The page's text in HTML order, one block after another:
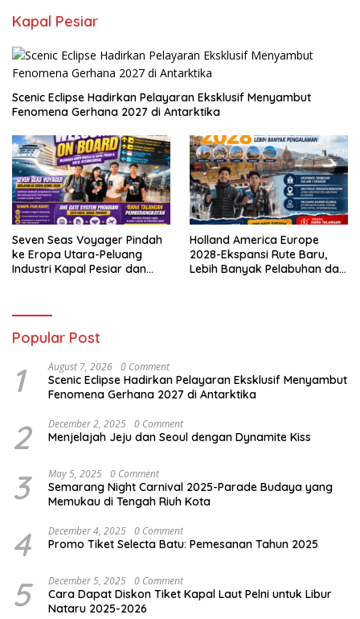
Kapal Pesiar
Scenic Eclipse Hadirkan Pelayaran Eksklusif Menyambut
Fenomena Gerhana 2027 di Antarktika
Seven Seas Voyager Pindah
ke Eropa Utara-Peluang
Industri Kapal Pesiar dan
Holland America Europe
2028-Ekspansi Rute Baru,
Lebih Banyak Pelabuhan dan
Popular Post
1 August 7, 2026 0 Comment
Scenic Eclipse Hadirkan Pelayaran Eksklusif Menyambut
Fenomena Gerhana 2027 di Antarktika
2 December 2, 2025 0 Comment
Menjelajah Jeju dan Seoul dengan Dynamite Kiss
3 May 5, 2025 0 Comment
Semarang Night Carnival 2025-Parade Budaya yang
Memukau di Tengah Riuh Kota
4 December 4, 2025 0 Comment
Promo Tiket Selecta Batu: Pemesanan Tahun 2025
5 December 5, 2025 0 Comment
Cara Dapat Diskon Tiket Kapal Laut Pelni untuk Libur
Nataru 2025-2026